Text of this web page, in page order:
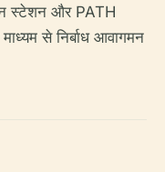
स्टेशन और PATH
से निर्बाध आवागमन